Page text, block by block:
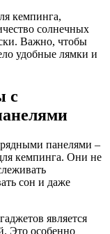
кемпинга,
солнечных
Важно, чтобы
удобные лямки и
с
панелями –
кемпинга. Они не
сон и даже
является
Это особенно